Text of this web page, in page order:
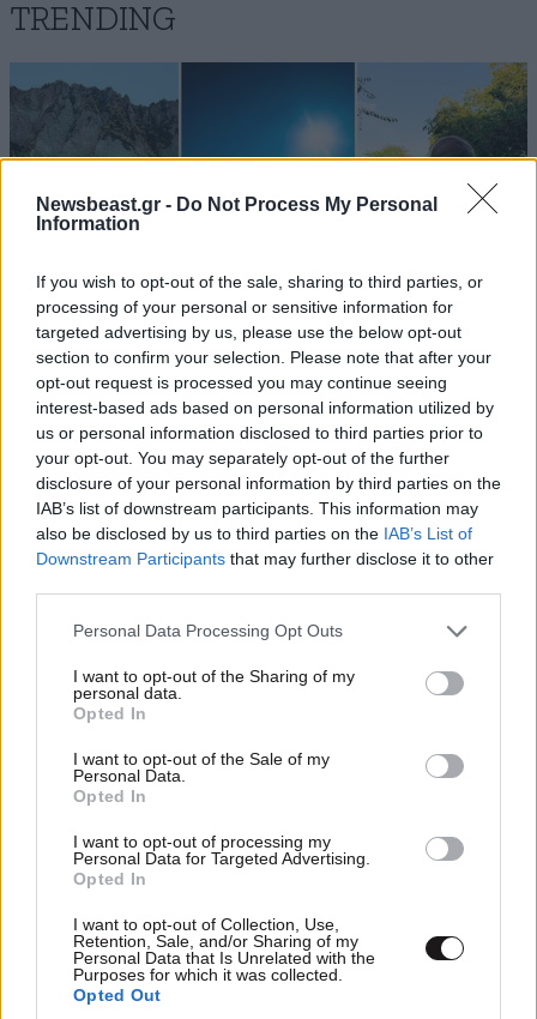
Newsbeast.gr - Do Not Process My Personal
Information
If you wish to opt-out of the sale, sharing to third parties, or
processing of your personal or sensitive information for
targeted advertising by us, please use the below opt-out
section to confirm your selection. Please note that after your
opt-out request is processed you may continue seeing
interest-based ads based on personal information utilized by
us or personal information disclosed to third parties prior to
your opt-out. You may separately opt-out of the further
disclosure of your personal information by third parties on the
IAB’s list of downstream participants. This information may
also be disclosed by us to third parties on the IAB’s List of
Downstream Participants that may further disclose it to other
Please note that this website/app uses one or more Google
not limited to your visit or usage behaviour. You may click to
grant or deny consent to Google and its third-party tags to
use your data for below specified purposes in below Google
consent section.
Personal Data Processing Opt Outs
I want to opt-out of the Sharing of my
personal data.
Opted In
I want to opt-out of the Sale of my
Personal Data.
Opted In
I want to opt-out of processing my
Personal Data for Targeted Advertising.
Opted In
I want to opt-out of Collection, Use,
Retention, Sale, and/or Sharing of my
Personal Data that Is Unrelated with the
Purposes for which it was collected.
Opted Out
TRENDING
LIFESTYLE08·08·2026 19:12
Εριέττα Κούρκουλου – Τα 33α γενέθλια και τα
φιλιά με τον Βύρωνα Βασιλειάδη: «Καμία στιγμή
ευτυχίας δεδομένη»